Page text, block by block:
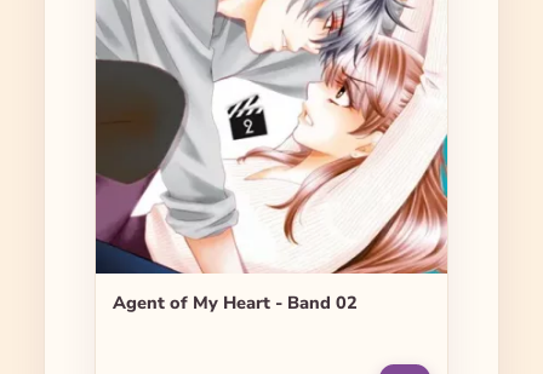
Agent of My Heart - Band 02